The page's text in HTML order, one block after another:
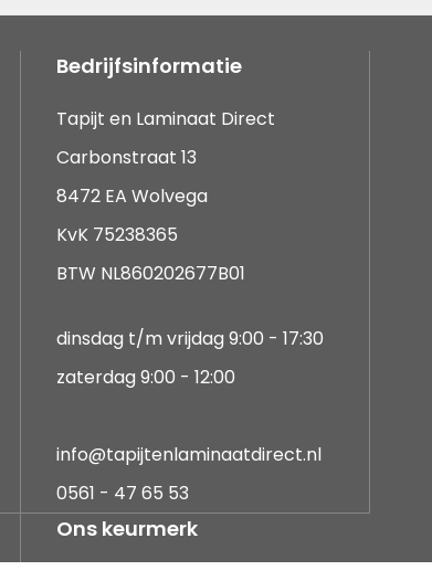
Bedrijfsinformatie
Tapijt en Laminaat Direct
Carbonstraat 13
8472 EA Wolvega
KvK 75238365
BTW NL860202677B01
dinsdag t/m vrijdag 9:00 - 17:30
zaterdag 9:00 - 12:00
info@tapijtenlaminaatdirect.nl
0561 - 47 65 53
Ons keurmerk